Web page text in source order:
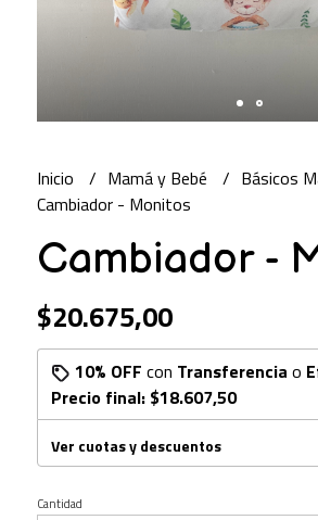
Inicio Mamá y Bebé
Básicos
Cambiador - Monitos
Cambiador -
$20.675,00
10% OFF con Transferencia o
Precio final: $18.607,50
Ver cuotas y descuentos
Cantidad